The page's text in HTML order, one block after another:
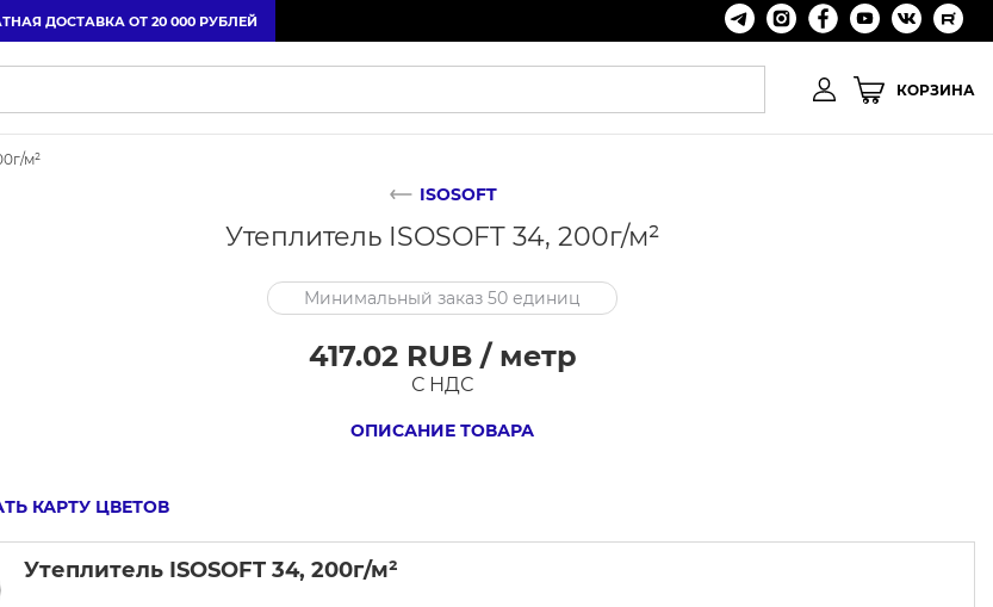
ДОСТАВКА ОТ 20 000 РУБЛЕЙ
КОРЗИНА
м²
ISOSOFT
Утеплитель ISOSOFT 34, 200г/м²
Минимальный заказ 50 единиц
417.02 RUB / метр
С НДС
ОПИСАНИЕ ТОВАРА
КАРТУ ЦВЕТОВ
Утеплитель ISOSOFT 34, 200г/м²